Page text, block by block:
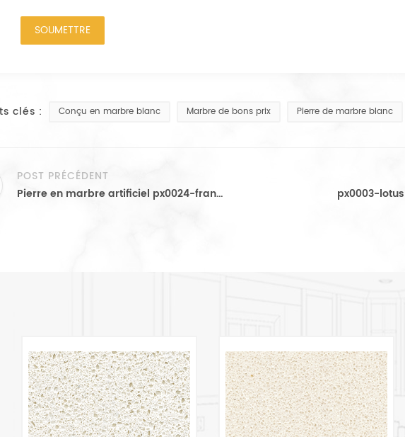
clés : Conçu en marbre blanc Marbre de bons prix Pierre de marbre blanc
POST PRÉCÉDENT
Pierre en marbre artificiel px0024-français beige pour carrelage intérieur